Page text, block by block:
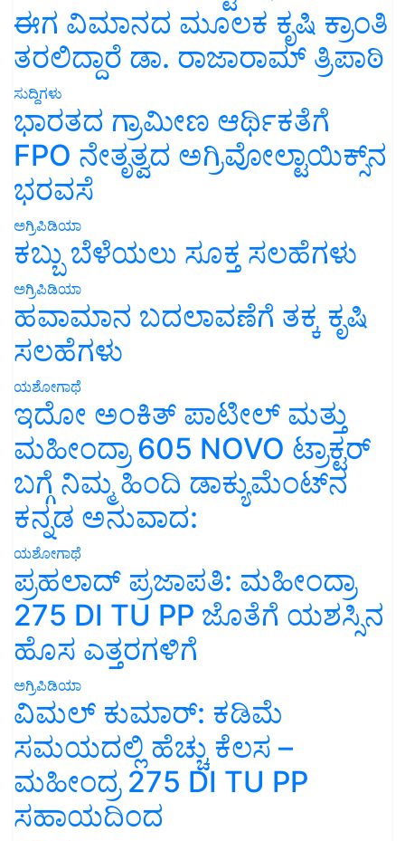
ಈಗ ವಿಮಾನದ ಮೂಲಕ ಕೃಷಿ ಕ್ರಾಂತಿ
ತರಲಿದ್ದಾರೆ ಡಾ. ರಾಜಾರಾಮ್ ತ್ರಿಪಾಠಿ
ಸುದ್ದಿಗಳು
ಭಾರತದ ಗ್ರಾಮೀಣ ಆರ್ಥಿಕತೆಗೆ
FPO ನೇತೃತ್ವದ ಅಗ್ರಿವೋಲ್ಟಾಯಿಕ್ಸ್‌ನ
ಭರವಸೆ
ಅಗ್ರಿಪಿಡಿಯಾ
ಕಬ್ಬು ಬೆಳೆಯಲು ಸೂಕ್ತ ಸಲಹೆಗಳು
ಅಗ್ರಿಪಿಡಿಯಾ
ಹವಾಮಾನ ಬದಲಾವಣೆಗೆ ತಕ್ಕ ಕೃಷಿ
ಸಲಹೆಗಳು
ಯಶೋಗಾಥೆ
ಇದೋ ಅಂಕಿತ್ ಪಾಟೀಲ್ ಮತ್ತು
ಮಹೀಂದ್ರಾ 605 NOVO ಟ್ರಾಕ್ಟರ್
ಬಗ್ಗೆ ನಿಮ್ಮ ಹಿಂದಿ ಡಾಕ್ಯುಮೆಂಟ್‌ನ
ಕನ್ನಡ ಅನುವಾದ:
ಯಶೋಗಾಥೆ
ಪ್ರಹಲಾದ್ ಪ್ರಜಾಪತಿ: ಮಹೀಂದ್ರಾ
275 DI TU PP ಜೊತೆಗೆ ಯಶಸ್ಸಿನ
ಹೊಸ ಎತ್ತರಗಳಿಗೆ
ಅಗ್ರಿಪಿಡಿಯಾ
ವಿಮಲ್ ಕುಮಾರ್: ಕಡಿಮೆ
ಸಮಯದಲ್ಲಿ ಹೆಚ್ಚು ಕೆಲಸ –
ಮಹೀಂದ್ರ 275 DI TU PP
ಸಹಾಯದಿಂದ